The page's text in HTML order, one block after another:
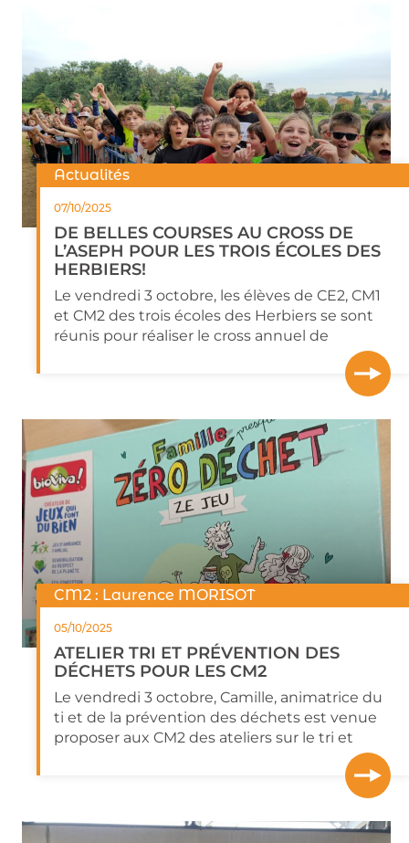
Actualités
DE BELLES COURSES AU CROSS DE
L’ASEPH POUR LES TROIS ÉCOLES DES
HERBIERS!
Le vendredi 3 octobre, les élèves de CE2, CM1
et CM2 des trois écoles des Herbiers se sont
réunis pour réaliser le cross annuel de
07/10/2025
CM2 : Laurence MORISOT
ATELIER TRI ET PRÉVENTION DES
DÉCHETS POUR LES CM2
Le vendredi 3 octobre, Camille, animatrice du
ti et de la prévention des déchets est venue
proposer aux CM2 des ateliers sur le tri et
05/10/2025